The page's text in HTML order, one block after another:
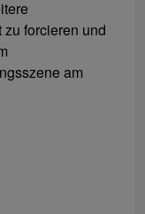
forcieren und
am